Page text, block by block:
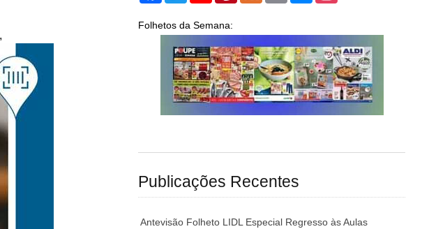
Folhetos da Semana:
Publicações Recentes
Antevisão Folheto LIDL Especial Regresso às Aulas